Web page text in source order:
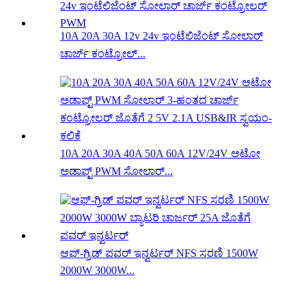
10A 20A 30A 12v 24v ಇಂಟೆಲಿಜೆಂಟ್ ಸೋಲಾರ್
ಚಾರ್ಜ್ ಕಂಟ್ರೋಲ್...
10A 20A 30A 40A 50A 60A 12V/24V ಆಟೋ
ಅಡಾಪ್ಟ್ PWM ಸೋಲಾರ್...
ಆಫ್-ಗ್ರಿಡ್ ಪವರ್ ಇನ್ವರ್ಟರ್ NFS ಸರಣಿ 1500W
2000W 3000W...